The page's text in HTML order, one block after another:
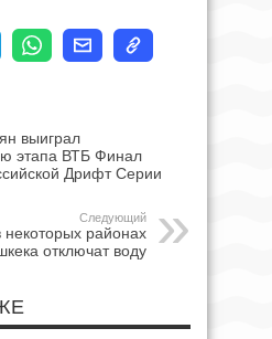
выиграл
этапа ВТБ Финал
Дрифт Серии
Следующий
некоторых районах
отключат воду